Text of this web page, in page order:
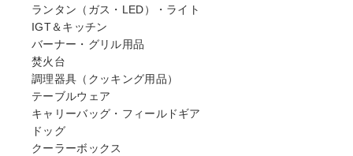
ランタン（ガス・LED）・ライト
IGT＆キッチン
バーナー・グリル用品
焚火台
調理器具（クッキング用品）
テーブルウェア
キャリーバッグ・フィールドギア
ドッグ
クーラーボックス